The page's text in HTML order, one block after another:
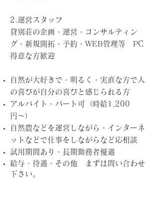
2.運営スタッフ
貸別荘の企画・運営・コンサルティン
グ・新規開拓・予約・WEB管理等 PC
得意な方歓迎
自然が大好きで・明るく・実直な方で人
の喜びが自分の喜びと感じられる方
アルバイト・パート可（時給1,200
円〜）
自然農などを運営しながら・インターネ
ットなどで仕事をしながら など応相談
試用期間あり・長期勤務者優遇
給与・待遇・その他 まずは問い合わせ
下さい。